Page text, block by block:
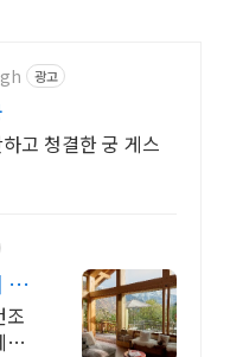
광고
고 청결한 궁 게스
방
조
어